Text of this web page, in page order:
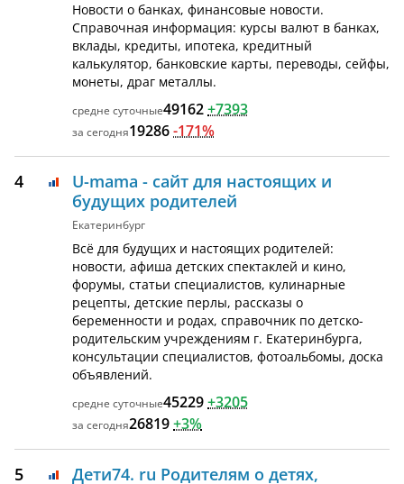
Новости о банках, финансовые новости.
Справочная информация: курсы валют в банках,
вклады, кредиты, ипотека, кредитный
калькулятор, банковские карты, переводы, сейфы,
монеты, драг металлы.
49162+7393
19286-171%
4
U-mama - сайт для настоящих и
будущих родителей
Екатеринбург
Всё для будущих и настоящих родителей:
новости, афиша детских спектаклей и кино,
форумы, статьи специалистов, кулинарные
рецепты, детские перлы, рассказы о
беременности и родах, справочник по детско-
родительским учреждениям г. Екатеринбурга,
консультации специалистов, фотоальбомы, доска
объявлений.
45229+3205
26819+3%
5
Дети74. ru Родителям о детях,